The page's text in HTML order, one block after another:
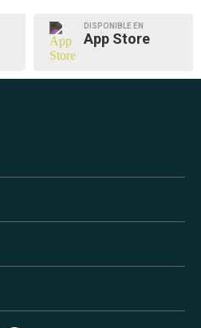
DISPONIBLE EN
App Store